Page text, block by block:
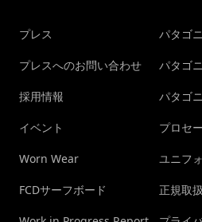
プレス
プレスへのお問い合わせ
採用情報
イベント
Worn Wear
FCDサーフボード
パタゴ
パタゴ
パタゴ
プロセ
ユニフ
正規取